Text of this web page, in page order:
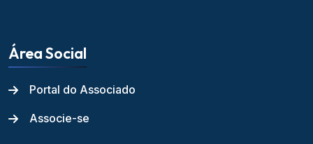
Área Social
Portal do Associado
Associe-se